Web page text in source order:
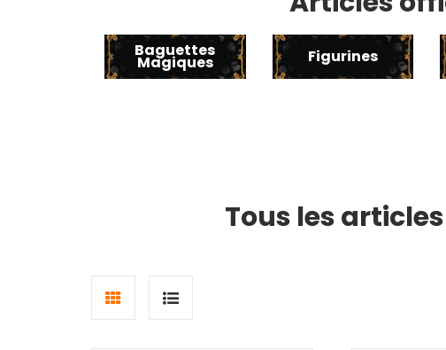
Baguettes
Magiques Figurines
Tous les
Grid
List